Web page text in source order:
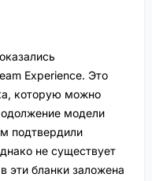
Experience. Это
которую можно
модели
подтвердили
не существует
эти бланки заложена